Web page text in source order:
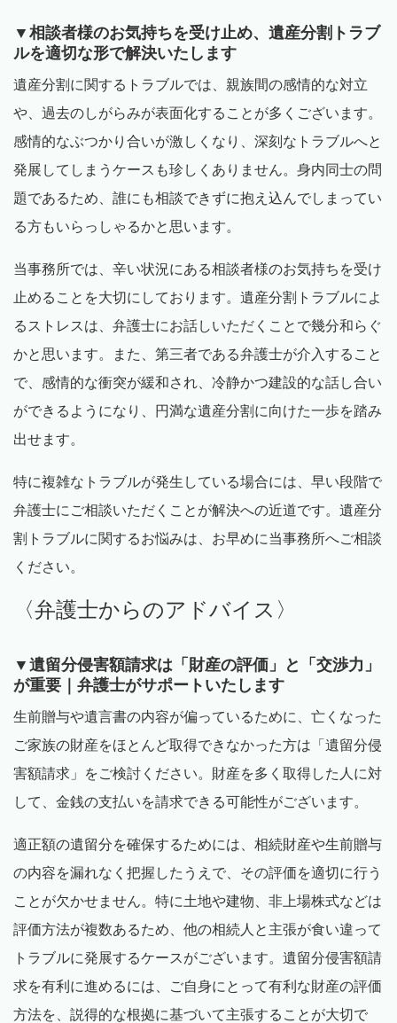
▼相談者様のお気持ちを受け止め、遺産分割トラブ
ルを適切な形で解決いたします
遺産分割に関するトラブルでは、親族間の感情的な対立
や、過去のしがらみが表面化することが多くございます。
感情的なぶつかり合いが激しくなり、深刻なトラブルへと
発展してしまうケースも珍しくありません。身内同士の問
題であるため、誰にも相談できずに抱え込んでしまってい
る方もいらっしゃるかと思います。
当事務所では、辛い状況にある相談者様のお気持ちを受け
止めることを大切にしております。遺産分割トラブルによ
るストレスは、弁護士にお話しいただくことで幾分和らぐ
かと思います。また、第三者である弁護士が介入すること
で、感情的な衝突が緩和され、冷静かつ建設的な話し合い
ができるようになり、円満な遺産分割に向けた一歩を踏み
出せます。
特に複雑なトラブルが発生している場合には、早い段階で
弁護士にご相談いただくことが解決への近道です。遺産分
割トラブルに関するお悩みは、お早めに当事務所へご相談
ください。
〈弁護士からのアドバイス〉
▼遺留分侵害額請求は「財産の評価」と「交渉力」
が重要｜弁護士がサポートいたします
生前贈与や遺言書の内容が偏っているために、亡くなった
ご家族の財産をほとんど取得できなかった方は「遺留分侵
害額請求」をご検討ください。財産を多く取得した人に対
して、金銭の支払いを請求できる可能性がございます。
適正額の遺留分を確保するためには、相続財産や生前贈与
の内容を漏れなく把握したうえで、その評価を適切に行う
ことが欠かせません。特に土地や建物、非上場株式などは
評価方法が複数あるため、他の相続人と主張が食い違って
トラブルに発展するケースがございます。遺留分侵害額請
求を有利に進めるには、ご自身にとって有利な財産の評価
方法を、説得的な根拠に基づいて主張することが大切で